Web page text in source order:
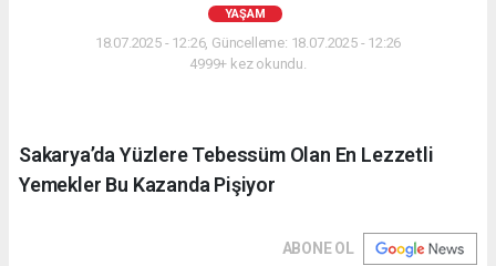
YAŞAM
18.07.2025 - 12:26, Güncelleme: 18.07.2025 - 12:26
4999+ kez okundu.
Sakarya’da Yüzlere Tebessüm Olan En Lezzetli
Yemekler Bu Kazanda Pişiyor
ABONE OL